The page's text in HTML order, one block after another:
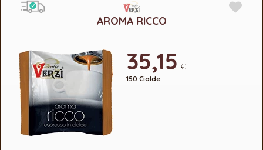
AROMA RICCO
35,15 €
150 Cialde